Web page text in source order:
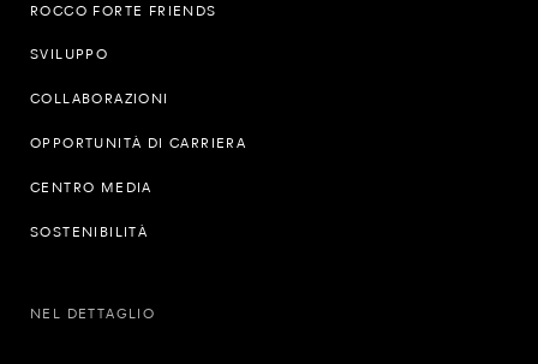
ROCCO FORTE FRIENDS
SVILUPPO
COLLABORAZIONI
OPPORTUNITÀ DI CARRIERA
CENTRO MEDIA
SOSTENIBILITÀ
NEL DETTAGLIO